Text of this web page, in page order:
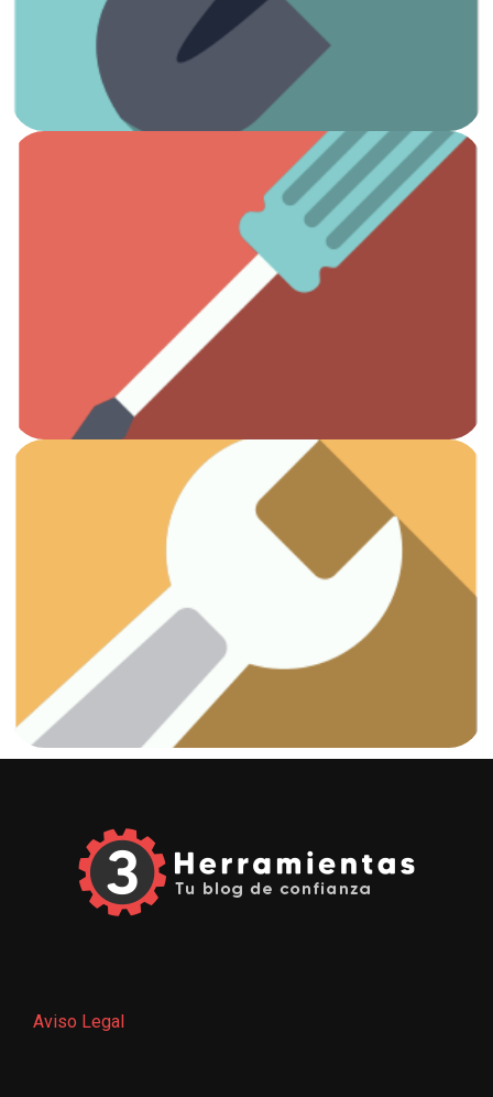
Jardinería
Otros
Todas las herramientas que necesitas.
Ver artículos
Fontanería
¡Vamos a arreglar esas fugas!
Ver artículos
Aviso Legal